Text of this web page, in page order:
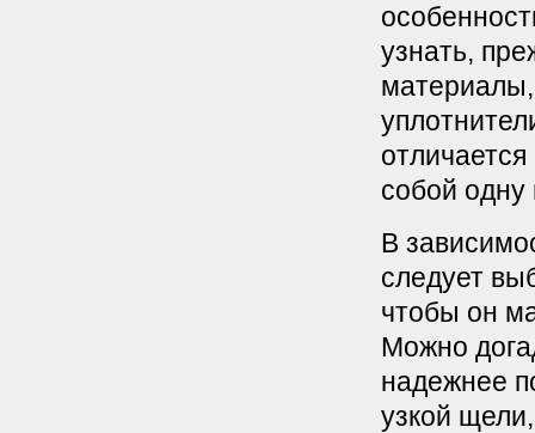
узнать,
собой одну
В
следует
чтобы он
Можно
надежнее
узкой